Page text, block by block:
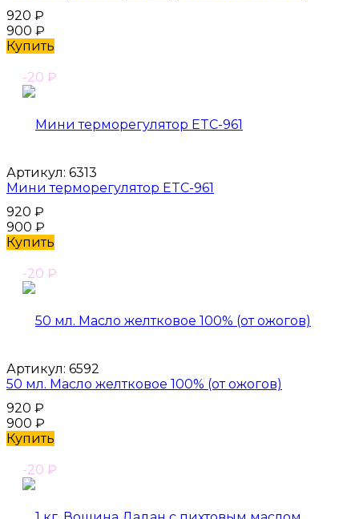
920 ₽
900 ₽
Купить
-20 ₽
Артикул: 6313
Мини терморегулятор ETC-961
920 ₽
900 ₽
Купить
-20 ₽
Артикул: 6592
50 мл. Масло желтковое 100% (от ожогов)
920 ₽
900 ₽
Купить
-20 ₽